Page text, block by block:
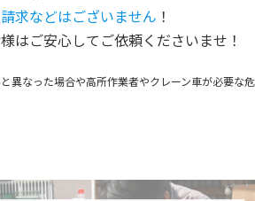
求などはございません ！
はご安心してご依頼くださいませ！
異なった場合や高所作業者やクレーン車が必要な